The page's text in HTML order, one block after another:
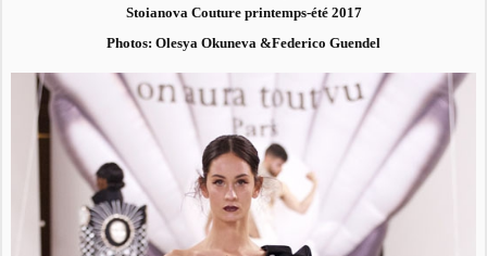
Stoianova Couture printemps-été 2017
Photos: Olesya Okuneva &Federico Guendel